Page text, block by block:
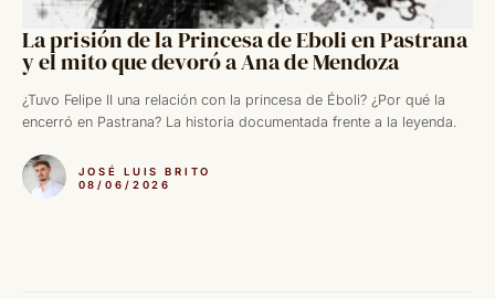
La prisión de la Princesa de Eboli en Pastrana
y el mito que devoró a Ana de Mendoza
¿Tuvo Felipe II una relación con la princesa de Éboli? ¿Por qué la
encerró en Pastrana? La historia documentada frente a la leyenda.
JOSÉ LUIS BRITO
08/06/2026